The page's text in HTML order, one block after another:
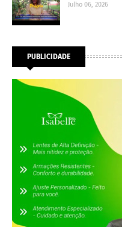
Julho 06, 2026
PUBLICIDADE